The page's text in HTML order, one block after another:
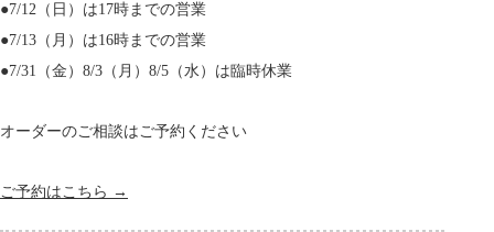
●7/12（日）は17時までの営業
●7/13（月）は16時までの営業
●7/31（金）8/3（月）8/5（水）は臨時休業
オーダーのご相談はご予約ください
ご予約はこちら →